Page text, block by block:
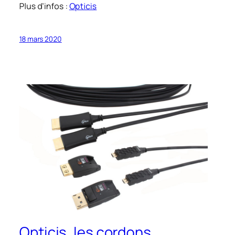
Plus d’infos :Opticis
18 mars 2020